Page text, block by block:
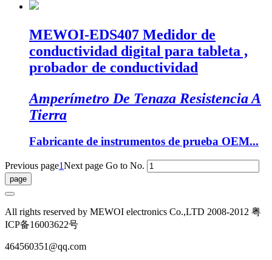
MEWOI-EDS407 Medidor de
conductividad digital para tableta ,
probador de conductividad
Amperímetro De Tenaza Resistencia A
Tierra
Fabricante de instrumentos de prueba OEM...
Previous page1Next page Go to No.
All rights reserved by MEWOI electronics Co.,LTD 2008-2012 粤
ICP备16003622号
464560351@qq.com